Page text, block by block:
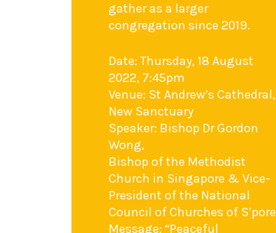
gather as a larger
congregation since 2019.
Date: Thursday, 18 August
2022, 7:45pm
Venue: St Andrew’s Cathedral,
New Sanctuary
Speaker: Bishop Dr Gordon
Wong,
Bishop of the Methodist
Church in Singapore & Vice-
President of the National
Council of Churches of S’pore
Message: “Peaceful